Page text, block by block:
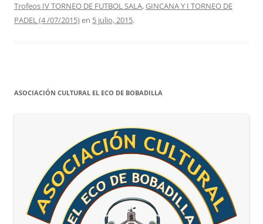
Trofeos IV TORNEO DE FUTBOL SALA,GINCANA Y I TORNEO DE
PADEL (4 /07/2015)en 5 julio, 2015.
ASOCIACIÓN CULTURAL EL ECO DE BOBADILLA